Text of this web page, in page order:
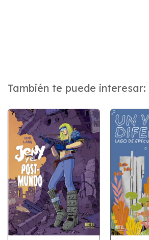
También te puede interesar: